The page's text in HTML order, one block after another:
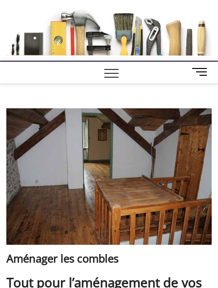
M
e
B
u
t
o
n
Aménager les combles
Tout pour l’aménagement de vos